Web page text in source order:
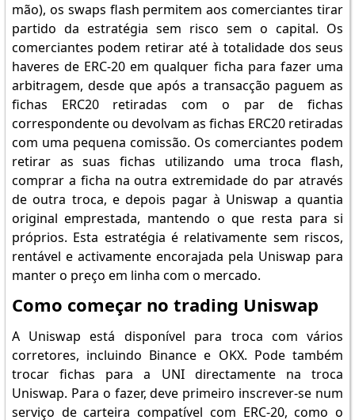
mão), os swaps flash permitem aos comerciantes tirar
partido da estratégia sem risco sem o capital. Os
comerciantes podem retirar até à totalidade dos seus
haveres de ERC-20 em qualquer ficha para fazer uma
arbitragem, desde que após a transacção paguem as
fichas ERC20 retiradas com o par de fichas
correspondente ou devolvam as fichas ERC20 retiradas
com uma pequena comissão. Os comerciantes podem
retirar as suas fichas utilizando uma troca flash,
comprar a ficha na outra extremidade do par através
de outra troca, e depois pagar à Uniswap a quantia
original emprestada, mantendo o que resta para si
próprios. Esta estratégia é relativamente sem riscos,
rentável e activamente encorajada pela Uniswap para
manter o preço em linha com o mercado.
Como começar no trading Uniswap
A Uniswap está disponível para troca com vários
corretores, incluindo Binance e OKX. Pode também
trocar fichas para a UNI directamente na troca
Uniswap. Para o fazer, deve primeiro inscrever-se num
serviço de carteira compatível com ERC-20, como o